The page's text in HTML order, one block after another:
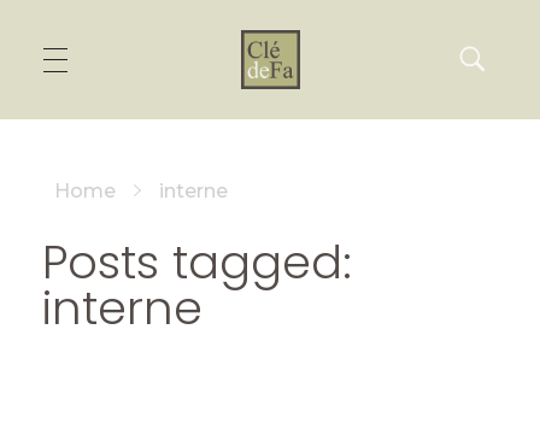
Home interne
Posts tagged:
interne